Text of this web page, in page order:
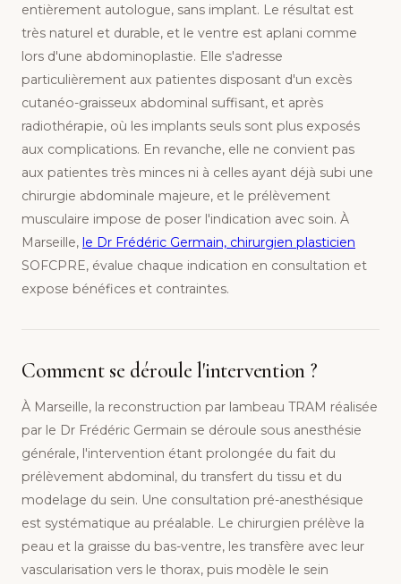
entièrement autologue, sans implant. Le résultat est
très naturel et durable, et le ventre est aplani comme
lors d'une abdominoplastie. Elle s'adresse
particulièrement aux patientes disposant d'un excès
cutanéo-graisseux abdominal suffisant, et après
radiothérapie, où les implants seuls sont plus exposés
aux complications. En revanche, elle ne convient pas
aux patientes très minces ni à celles ayant déjà subi une
chirurgie abdominale majeure, et le prélèvement
musculaire impose de poser l'indication avec soin. À
Marseille, le Dr Frédéric Germain, chirurgien plasticien
SOFCPRE, évalue chaque indication en consultation et
expose bénéfices et contraintes.
Comment se déroule l'intervention ?
À Marseille, la reconstruction par lambeau TRAM réalisée
par le Dr Frédéric Germain se déroule sous anesthésie
générale, l'intervention étant prolongée du fait du
prélèvement abdominal, du transfert du tissu et du
modelage du sein. Une consultation pré-anesthésique
est systématique au préalable. Le chirurgien prélève la
peau et la graisse du bas-ventre, les transfère avec leur
vascularisation vers le thorax, puis modèle le sein